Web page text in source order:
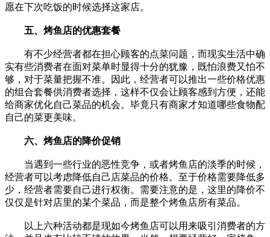
愿在下次吃饭的时候选择这家店。
五、烤鱼店的优惠套餐
有不少经营者都在担心顾客的点菜问题，而现实生活中确
实有些消费者在面对菜单时显得十分的犹豫，既怕浪费又怕不
够，对于菜量把握不准。因此，经营者可以推出一些价格优惠
的组合套餐供消费者选择，这样不仅会让顾客感到方便，还能
给商家优化自己菜品的机会。毕竟只有商家才知道哪些食物配
自己的菜更美味。
六、烤鱼店的降价促销
当遇到一些行业的恶性竞争，或者烤鱼店的淡季的时候，
经营者可以考虑降低自己店菜品的价格。至于价格需要降低多
少，经营者需要自己进行权衡。需要注意的是，这里的降价不
仅仅是针对店里的某个菜品，而是整个烤鱼店所有菜品。
以上六种活动都是现如今烤鱼店可以用来吸引消费者的方